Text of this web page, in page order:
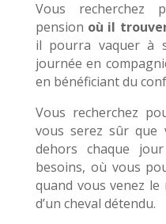
Vous recherchez
pension où il
il pourra vaquer à
journée en
en bénéficiant du
Vous recherchez
vous serez sûr que
dehors chaque
besoins, où vous
quand vous venez
d’un cheval détendu.